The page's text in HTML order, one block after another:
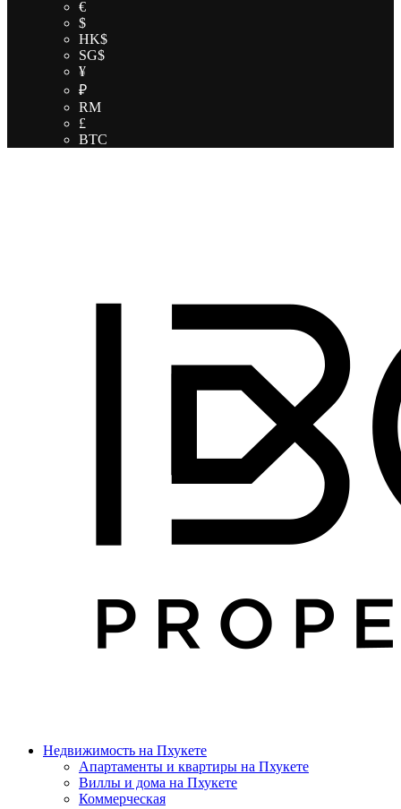
€
$
HK$
SG$
¥
₽
RM
£
BTC
Недвижимость на Пхукете
Апартаменты и квартиры на Пхукете
Виллы и дома на Пхукете
Коммерческая